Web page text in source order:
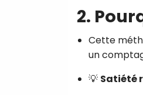
2.
Cette
un
💡 Satiété